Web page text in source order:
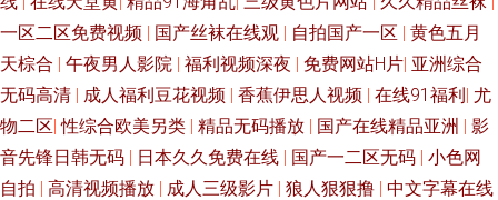
源 99福利在线 久久黄网 91探花福利视频 精品综合人妻在线 91日韩国产影
院 91网站成人免费看 欧美黄色一级纯黄网络 亚洲色是第一页 黄色仓库免费
播放影片 色五月婷婷免费福利 东方av免费观看看 91超碰久草 超碰蜜臀91上
一区二区免费视频 | 国产丝袜在线观 | 自拍国产一区 | 黄色五月
天棕合 | 午夜男人影院 | 福利视频深夜 | 免费网站H片| 亚洲综合
无码高清 | 成人福利豆花视频 | 香蕉伊思人视频 | 在线91福利| 尤
物二区|性综合欧美另类 | 精品无码播放 | 国产在线精品亚洲 | 影
音先锋日韩无码 | 日本久久免费在线 | 国产一二区无码 | 小色网
自拍 | 高清视频播放 | 成人三级影片 | 狼人狠狠撸 | 中文字幕在线